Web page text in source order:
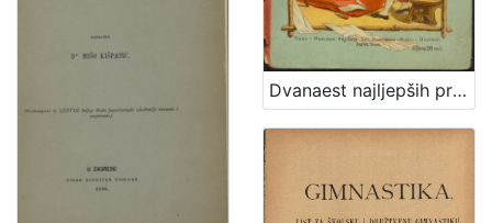
Dvanaest najljepših priča i narodnih pripovijedaka